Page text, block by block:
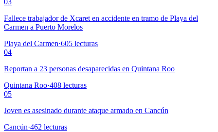
Fallece trabajador de Xcaret en accidente en tramo de Playa del
Carmen a Puerto Morelos
Playa del Carmen·605 lecturas
04
Reportan a 23 personas desaparecidas en Quintana Roo
Quintana Roo·408 lecturas
05
Joven es asesinado durante ataque armado en Cancún
Cancún·462 lecturas